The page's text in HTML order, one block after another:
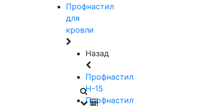
Профнастил
для
кровли
Назад
Профнастил
Н-15
Профнастил